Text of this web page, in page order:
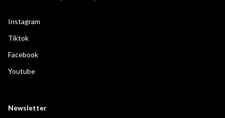
Instagram
Tiktok
Facebook
Youtube
Newsletter